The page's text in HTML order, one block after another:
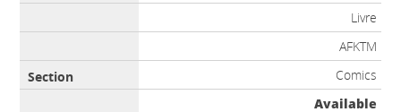
Livre
AFKTM
Comics
Available